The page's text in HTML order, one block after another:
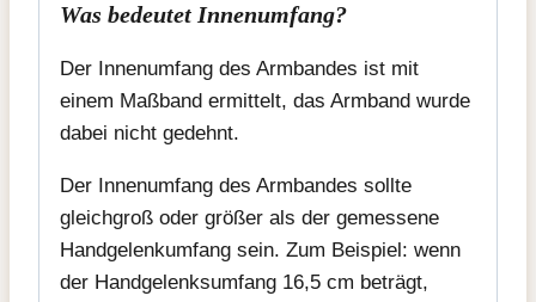
Was bedeutet Innenumfang?
Der Innenumfang des Armbandes ist mit
einem Maßband ermittelt, das Armband wurde
dabei nicht gedehnt.
Der Innenumfang des Armbandes sollte
gleichgroß oder größer als der gemessene
Handgelenkumfang sein. Zum Beispiel: wenn
der Handgelenksumfang 16,5 cm beträgt,